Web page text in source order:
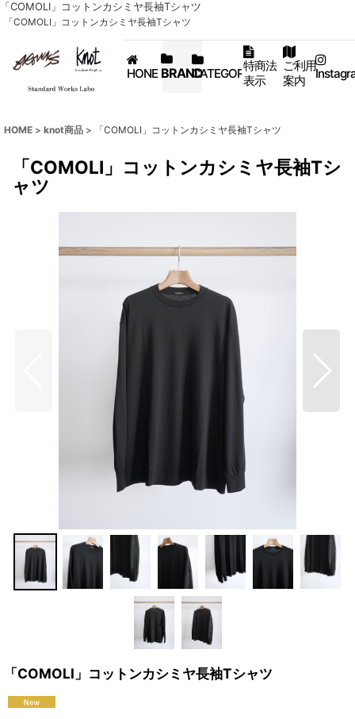
「COMOLI」コットンカシミヤ長袖Tシャツ
「COMOLI」コットンカシミヤ長袖Tシャツ
HONE BRANDCATEGORY特商法
表示
ご利用
案内
HOME > knot商品 > 「COMOLI」コットンカシミヤ長袖Tシャツ
「COMOLI」コットンカシミヤ長袖Tシ
ャツ
「COMOLI」コットンカシミヤ長袖Tシャツ